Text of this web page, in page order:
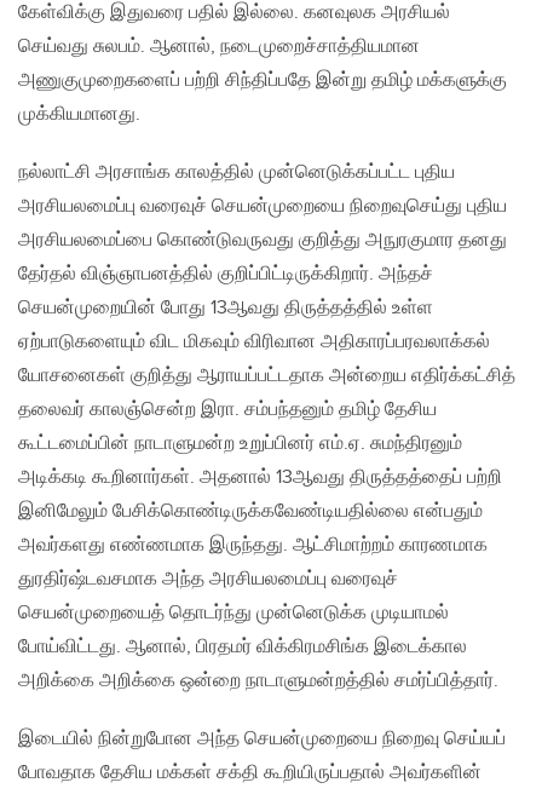
கேள்விக்கு இதுவரை பதில் இல்லை. கனவுலக அரசியல்
செய்வது சுலபம். ஆனால், நடைமுறைச்சாத்தியமான
அணுகுமுறைகளைப் பற்றி சிந்திப்பதே இன்று தமிழ் மக்களுக்கு
முக்கியமானது.
நல்லாட்சி அரசாங்க காலத்தில் முன்னெடுக்கப்பட்ட புதிய
அரசியலமைப்பு வரைவுச் செயன்முறையை நிறைவுசெய்து புதிய
அரசியலமைப்பை கொண்டுவருவது குறித்து அநுரகுமார தனது
தேர்தல் விஞ்ஞாபனத்தில் குறிப்பிட்டிருக்கிறார். அந்தச்
செயன்முறையின் போது 13ஆவது திருத்தத்தில் உள்ள
ஏற்பாடுகளையும் விட மிகவும் விரிவான அதிகாரப்பரவலாக்கல்
யோசனைகள் குறித்து ஆராயப்பட்டதாக அன்றைய எதிர்க்கட்சித்
தலைவர் காலஞ்சென்ற இரா. சம்பந்தனும் தமிழ் தேசிய
கூட்டமைப்பின் நாடாளுமன்ற உறுப்பினர் எம்.ஏ. சுமந்திரனும்
அடிக்கடி கூறினார்கள். அதனால் 13ஆவது திருத்தத்தைப் பற்றி
இனிமேலும் பேசிக்கொண்டிருக்கவேண்டியதில்லை என்பதும்
அவர்களது எண்ணமாக இருந்தது. ஆட்சிமாற்றம் காரணமாக
துரதிர்ஷ்டவசமாக அந்த அரசியலமைப்பு வரைவுச்
செயன்முறையைத் தொடர்ந்து முன்னெடுக்க முடியாமல்
போய்விட்டது. ஆனால், பிரதமர் விக்கிரமசிங்க இடைக்கால
அறிக்கை அறிக்கை ஒன்றை நாடாளுமன்றத்தில் சமர்ப்பித்தார்.
இடையில் நின்றுபோன அந்த செயன்முறையை நிறைவு செய்யப்
போவதாக தேசிய மக்கள் சக்தி கூறியிருப்பதால் அவர்களின்